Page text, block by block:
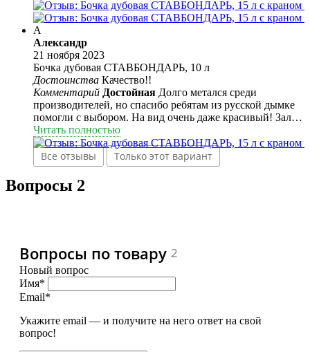
А
Александр
21 ноября 2023
Бочка дубовая СТАВБОНДАРЬ, 10 л
Достоинства Качество!!
Комментарий Достойная Долго метался среди
производителей, но спасибо ребятам из русской дымке
помогли с выбором. На вид очень даже красивый! Залил
воду, с торца появилась небольшая капелька но по
истечению 15 минут высохла. Я доволен!!
Читать полностью
Все отзывы Только этот вариант
Вопросы 2
Вопросы по товару 2
Новый вопрос
Имя*
Email*
Укажите email — и получите на него ответ на свой
вопрос!